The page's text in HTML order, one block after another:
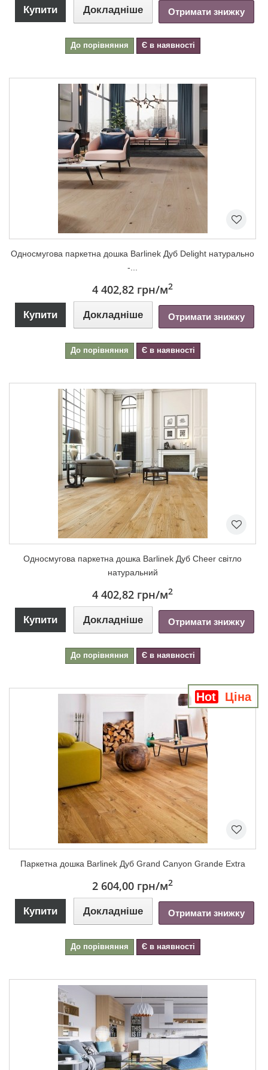
Купити Докладніше Отримати знижку
До порівняння Є в наявності
Односмугова паркетна дошка Barlinek Дуб Delight натурально
-...
4 402,82 грн/м2
Купити Докладніше Отримати знижку
До порівняння Є в наявності
Односмугова паркетна дошка Barlinek Дуб Cheer світло
натуральний
4 402,82 грн/м2
Купити Докладніше Отримати знижку
До порівняння Є в наявності
Hot Ціна
Паркетна дошка Barlinek Дуб Grand Canyon Grande Extra
2 604,00 грн/м2
Купити Докладніше Отримати знижку
До порівняння Є в наявності